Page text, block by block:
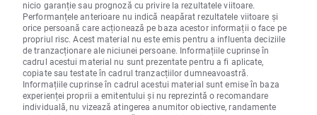
nicio garanție sau prognoză cu privire la rezultatele viitoare.
Performanțele anterioare nu indică neapărat rezultatele viitoare și
orice persoană care acționează pe baza acestor informații o face pe
propriul risc. Acest material nu este emis pentru a influenta deciziile
de tranzacționare ale niciunei persoane. Informațiile cuprinse în
cadrul acestui material nu sunt prezentate pentru a fi aplicate,
copiate sau testate în cadrul tranzacțiilor dumneavoastră.
Informațiile cuprinse în cadrul acestui material sunt emise în baza
experienței proprii a emitentului și nu reprezintă o recomandare
individuală, nu vizează atingerea anumitor obiective, randamente